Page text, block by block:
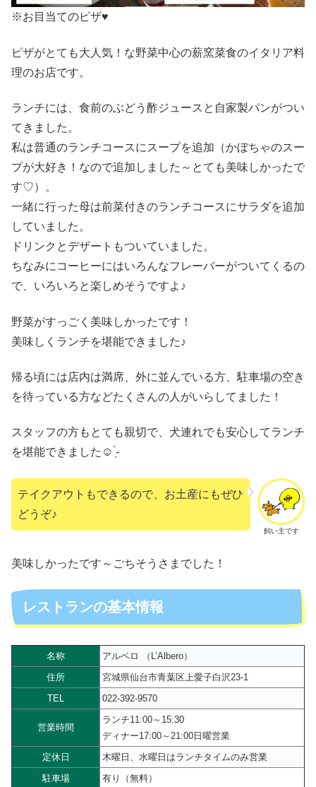
※お目当てのピザ♥
ピザがとても大人気！な野菜中心の薪窯菜食のイタリア料
理のお店です。
ランチには、食前のぶどう酢ジュースと自家製パンがつい
てきました。
私は普通のランチコースにスープを追加（かぼちゃのスー
プが大好き！なので追加しました～とても美味しかったで
す♡）。
一緒に行った母は前菜付きのランチコースにサラダを追加
していました。
ドリンクとデザートもついていました。
ちなみにコーヒーにはいろんなフレーバーがついてくるの
で、いろいろと楽しめそうですよ♪
野菜がすっごく美味しかったです！
美味しくランチを堪能できました♪
帰る頃には店内は満席、外に並んでいる方、駐車場の空き
を待っている方などたくさんの人がいらしてました！
スタッフの方もとても親切で、犬連れでも安心してランチ
を堪能できました☺︎ ̖́-‬
飼い主です
テイクアウトもできるので、お土産にもぜひ
どうぞ♪
美味しかったです～ごちそうさまでした！
レストランの基本情報
名称
アルベロ （L’Albero）
住所
宮城県仙台市青葉区上愛子白沢23-1
TEL
022-392-9570
営業時間
ランチ11:00～15:30
ディナー17:00～21:00日曜営業
定休日
木曜日、水曜日はランチタイムのみ営業
駐車場
有り（無料）